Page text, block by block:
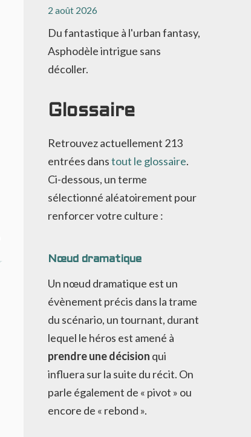
2 août 2026
Du fantastique à l'urban fantasy,
Asphodèle intrigue sans
décoller.
Glossaire
Retrouvez actuellement 213
entrées danstout le glossaire.
Ci-dessous, un terme
sélectionné aléatoirement pour
renforcer votre culture :
Nœud dramatique
Un nœud dramatique est un
évènement précis dans la trame
du scénario, un tournant, durant
lequel le héros est amené à
prendre une décision qui
influera sur la suite du récit. On
parle également de « pivot » ou
encore de « rebond ».